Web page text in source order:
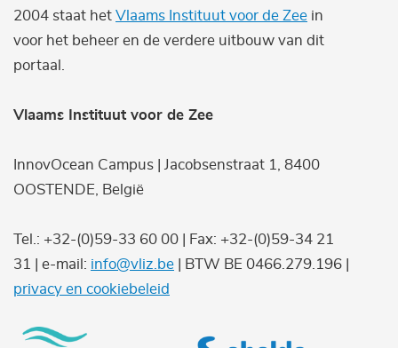
2004 staat het Vlaams Instituut voor de Zee in
voor het beheer en de verdere uitbouw van dit
portaal.
Vlaams Instituut voor de Zee
InnovOcean Campus | Jacobsenstraat 1, 8400
OOSTENDE, België
Tel.: +32-(0)59-33 60 00 | Fax: +32-(0)59-34 21
31 | e-mail: info@vliz.be | BTW BE 0466.279.196 |
privacy en cookiebeleid